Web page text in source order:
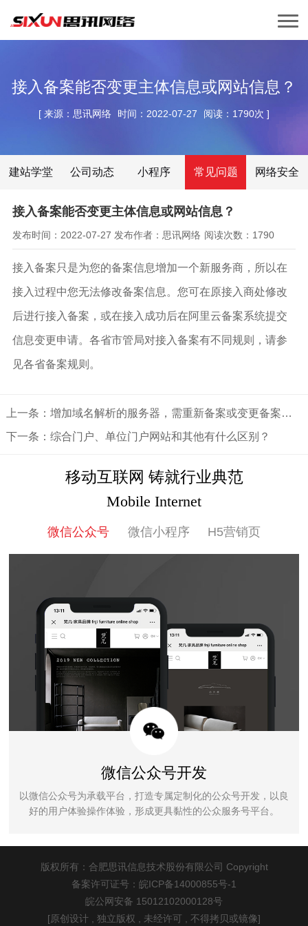
接入备案能否变更主体信息或网站信息？
[ 来源：思讯网络 时间：2022-07-27 阅读：1790次 ]
建站学堂 公司动态 小程序 常见问题 网络安全
接入备案能否变更主体信息或网站信息？
发布时间：2022-07-27 发布作者：思讯网络 阅读次数：1790
接入备案只是为您的备案信息增加一个新服务商，所以在
接入过程中您无法修改备案信息。您可在原接入商处修改
后进行接入备案，或在接入成功后在阿里云备案系统提交
信息变更申请。各省市管局对接入备案有不同规则，请参
见各省备案规则。
上一条：增加域名解析的服务器，需重新备案或变更备案吗？
下一条：综合门户、单位门户网站和其他有什么区别？
移动互联网 铸就行业典范
Mobile Internet
微信公众号 微信小程序 H5营销页
微信公众号开发
以微信公众号为承载平台，打造专属定制化的公众号开发，以良
好的用户体验操作体验，形成更具黏性的公众服务号平台。
版权所有：合肥思讯信息技术股份有限公司 Copyright
备案许可证号：皖ICP备14000855号-1
皖公网安备 15012102000128号
[原创设计 , 独立版权 , 未经许可 , 不得拷贝或镜像]